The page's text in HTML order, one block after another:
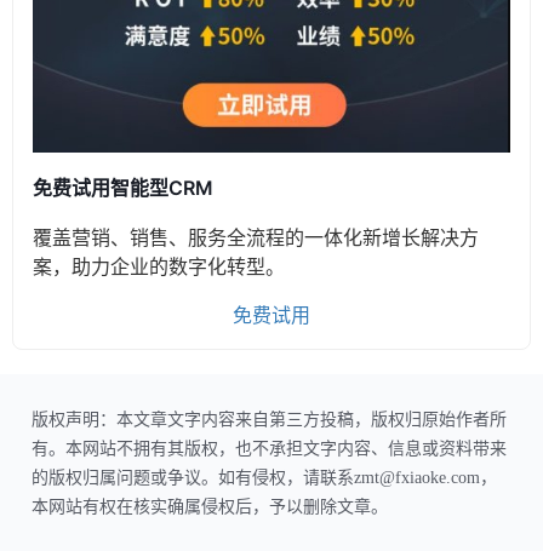
免费试用智能型CRM
覆盖营销、销售、服务全流程的一体化新增长解决方
案，助力企业的数字化转型。
免费试用
版权声明：本文章文字内容来自第三方投稿，版权归原始作者所
有。本网站不拥有其版权，也不承担文字内容、信息或资料带来
的版权归属问题或争议。如有侵权，请联系zmt@fxiaoke.com，
本网站有权在核实确属侵权后，予以删除文章。